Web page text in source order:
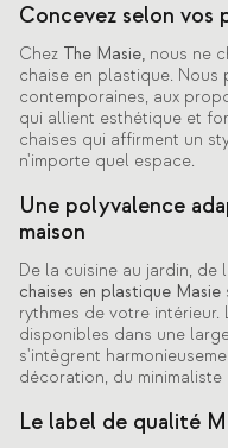
Concevez selon vos
Chez The Masie, nous ne
chaise en plastique. Nous
contemporaines, aux
qui allient esthétique et
chaises qui affirment un
n'importe quel espace.
Une polyvalence
maison
De la cuisine au jardin, de
chaises en plastique Masie
rythmes de votre
disponibles dans une
s'intègrent
décoration, du
Le label de qualité